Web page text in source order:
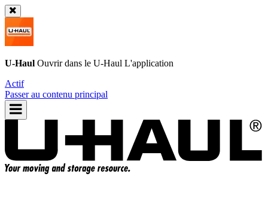
U-Haul Ouvrir dans le U-Haul L'application
Actif
Passer au contenu principal